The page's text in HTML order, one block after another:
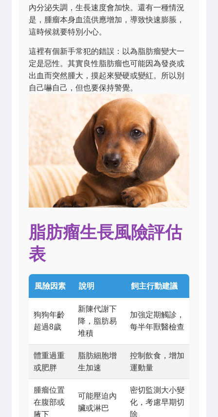
內分泌失調，生長速度會加快。還有一種情況
是，腫瘤本身血流供應增加，導致快速膨脹，
這時候就要特別小心。
這裡有個新手常犯的錯誤：以為脂肪瘤變大一
定是惡性。其實良性脂肪瘤也可能因為發炎或
出血而突然腫大，摸起來變硬或變紅。所以別
自己嚇自己，但也要保持警覺。
脂肪瘤生長風險評估
表
風險因素 說明 飼主行動建議
狗狗年齡
超過8歲
新陳代謝下
降，脂肪易
堆積
加強定期觸診，
每半年獸醫檢查
體重過重
或肥胖
脂肪細胞增
生加速
控制飲食，增加
運動量
腫瘤位置
在腹部或
腋下
可能壓迫內
臟或淋巴
密切監測大小變
化，考慮早期切
除